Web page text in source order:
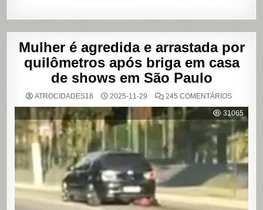
Mulher é agredida e arrastada por
quilômetros após briga em casa
de shows em São Paulo
ATROCIDADES18 2025-11-29 245 COMENTÁRIOSEM
É
E
POR
APÓS
BRIGA
EM
CASA
SHOWS
SÃO
PAULO
31065